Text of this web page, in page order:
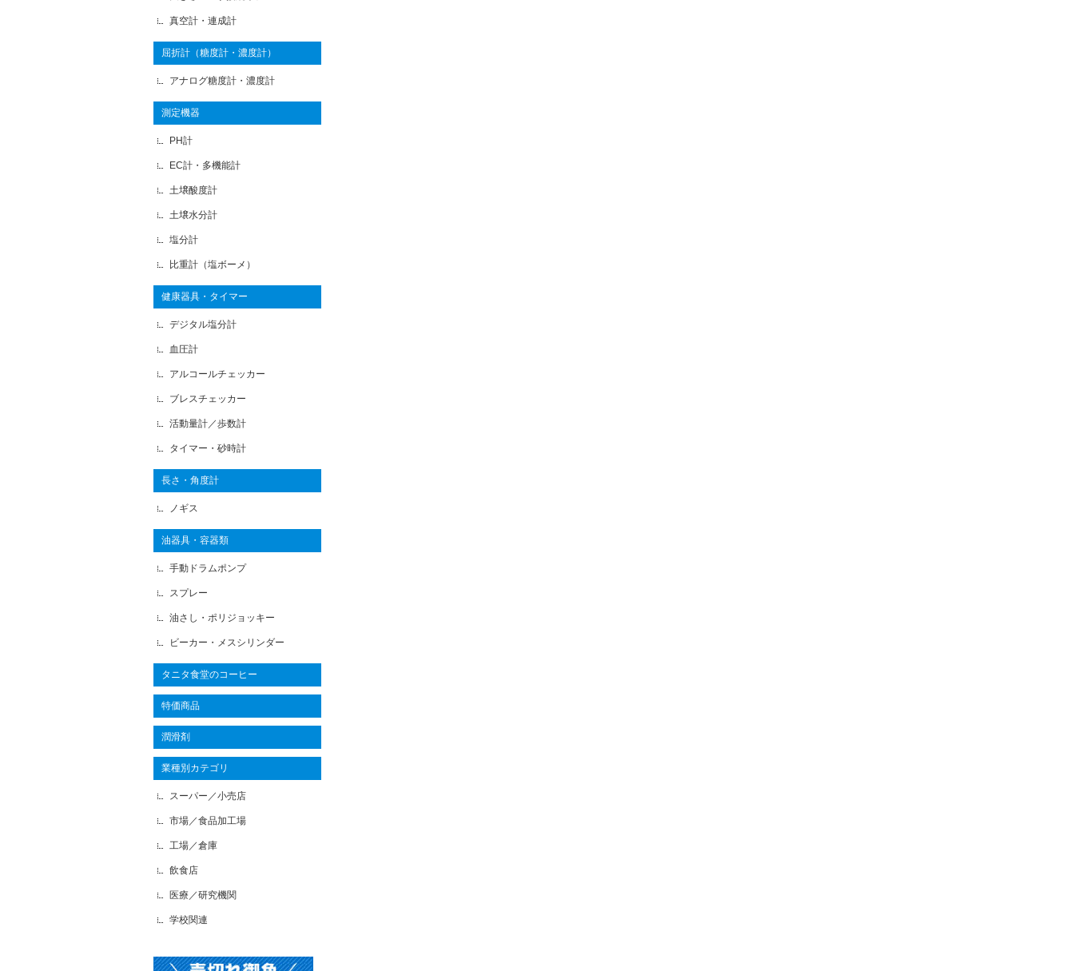
真空計・連成計
屈折計（糖度計・濃度計）
アナログ糖度計・濃度計
測定機器
PH計
EC計・多機能計
土壌酸度計
土壌水分計
塩分計
比重計（塩ボーメ）
健康器具・タイマー
デジタル塩分計
血圧計
アルコールチェッカー
ブレスチェッカー
活動量計／歩数計
タイマー・砂時計
長さ・角度計
ノギス
油器具・容器類
手動ドラムポンプ
スプレー
油さし・ポリジョッキー
ビーカー・メスシリンダー
タニタ食堂のコーヒー
特価商品
潤滑剤
業種別カテゴリ
スーパー／小売店
市場／食品加工場
工場／倉庫
飲食店
医療／研究機関
学校関連